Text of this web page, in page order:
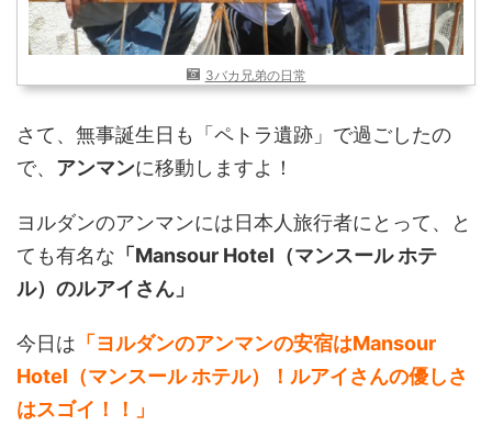
AND OR
検索
3バカ兄弟の日常
さて、無事誕生日も「ペトラ遺跡」で過ごしたの
で、 アンマンに移動しますよ！
ヨルダンのアンマンには日本人旅行者にとって、と
ても有名な 「Mansour Hotel（マンスール ホテ
ル）のルアイさん」
今日は 「ヨルダンのアンマンの安宿はMansour
Hotel（マンスール ホテル）！ルアイさんの優しさ
はスゴイ！！」